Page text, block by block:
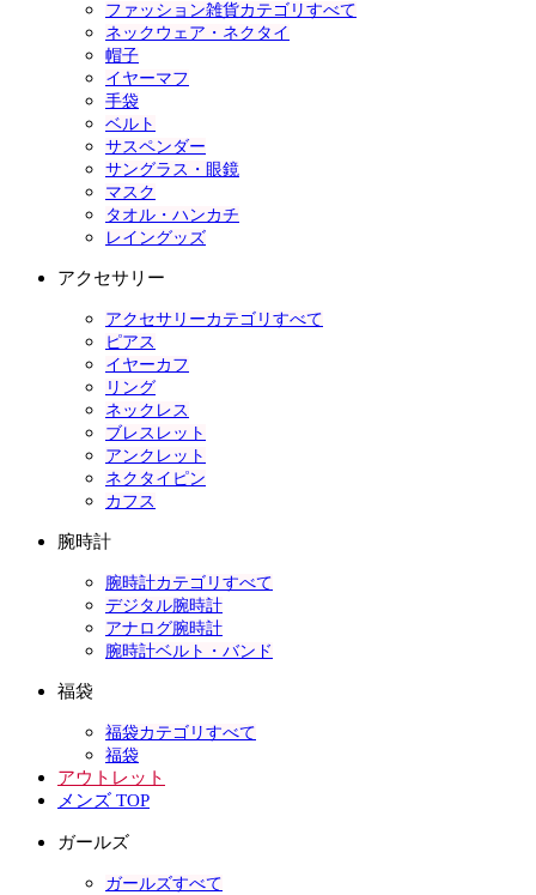
ファッション雑貨カテゴリすべて
ネックウェア・ネクタイ
帽子
イヤーマフ
手袋
ベルト
サスペンダー
サングラス・眼鏡
マスク
タオル・ハンカチ
レイングッズ
アクセサリー
アクセサリーカテゴリすべて
ピアス
イヤーカフ
リング
ネックレス
ブレスレット
アンクレット
ネクタイピン
カフス
腕時計
腕時計カテゴリすべて
デジタル腕時計
アナログ腕時計
腕時計ベルト・バンド
福袋
福袋カテゴリすべて
福袋
アウトレット
メンズ TOP
ガールズ
ガールズすべて